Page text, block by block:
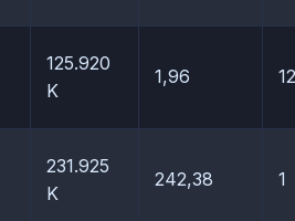
125.920
K
1,96
231.925
K
242,38 1